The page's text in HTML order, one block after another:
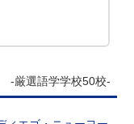
-厳選語学学校50校-